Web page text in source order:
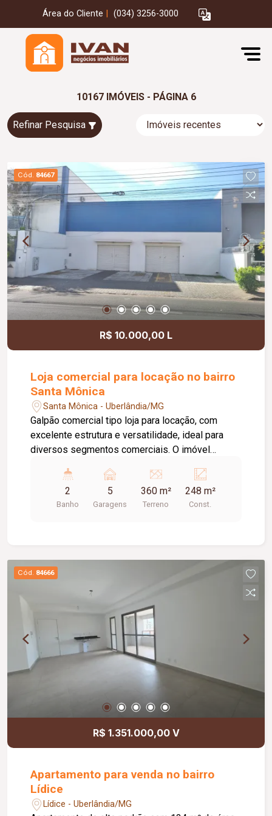
Área do Cliente (034) 3256-3000
10167 IMÓVEIS - PÁGINA 6
Refinar Pesquisa
Cód. 84667
R$ 10.000,00 L
Loja comercial para locação no bairro
Santa Mônica
Santa Mônica - Uberlândia/MG
Galpão comercial tipo loja para locação, com
excelente estrutura e versatilidade, ideal para
diversos segmentos comerciais. O imóvel
capacidade para aproximadamente 04 veículos,
portas em aço e pé-direito de 07 metros,
proporcionando um amplo espaço interno e maior
copa com pia, pequeno espaço aberto e piso em
cerâmica, reunindo praticidade, conforto e
funcionalidade para o seu negócio.
2
Banho
5
Garagens
360 m²
Terreno
248 m²
Const.
Cód. 84666
R$ 1.351.000,00 V
Apartamento para venda no bairro
Lídice
Lídice - Uberlândia/MG